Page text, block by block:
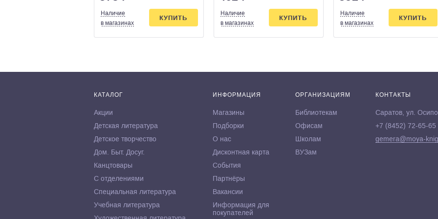
Наличие
в магазинах
КУПИТЬ
Наличие
в магазинах
КУПИТЬ
Наличие
в магазинах
КУПИТЬ
КАТАЛОГ
Акции
Детская литература
Детское творчество
Дом. Быт. Досуг.
Канцтовары
С отделениями
Специальная литература
Учебная литература
ИНФОРМАЦИЯ
Магазины
Подборки
О нас
Дисконтная карта
События
Партнёры
Вакансии
Информация для
покупателей
ОРГАНИЗАЦИЯМ
Библиотекам
Офисам
Школам
ВУЗам
КОНТАКТЫ
Саратов, ул.
+7 (8452) 72-65-65
gemera@moya-